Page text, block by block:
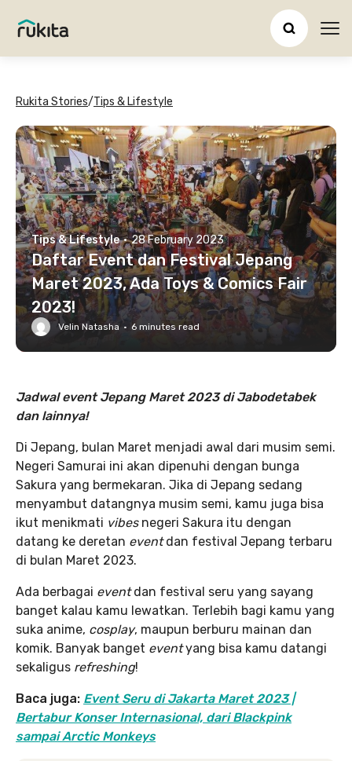
Rukita Stories/Tips & Lifestyle
Tips & Lifestyle · 28 February 2023
Daftar Event dan Festival Jepang
Maret 2023, Ada Toys & Comics Fair
2023!
Velin Natasha · 6 minutes read
Jadwal event Jepang Maret 2023 di Jabodetabek
dan lainnya!
Di Jepang, bulan Maret menjadi awal dari musim semi.
Negeri Samurai ini akan dipenuhi dengan bunga
Sakura yang bermekaran. Jika di Jepang sedang
menyambut datangnya musim semi, kamu juga bisa
ikut menikmati vibes negeri Sakura itu dengan
datang ke deretan eventdan festival Jepang terbaru
di bulan Maret 2023.
Ada berbagai eventdan festival seru yang sayang
banget kalau kamu lewatkan. Terlebih bagi kamu yang
suka anime, cosplay, maupun berburu mainan dan
komik. Banyak banget eventyang bisa kamu datangi
sekaligus refreshing!
Baca juga: Event Seru di Jakarta Maret 2023 |
Bertabur Konser Internasional, dari Blackpink
sampai Arctic Monkeys